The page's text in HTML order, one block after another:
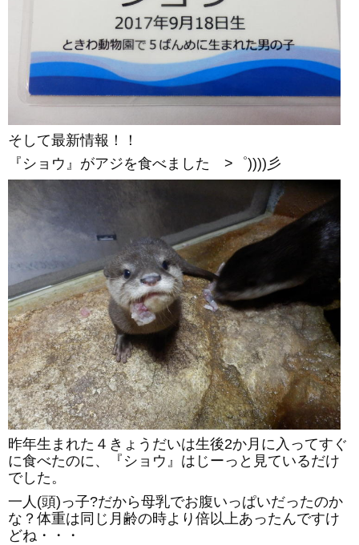
そして最新情報！！
『ショウ』がアジを食べました >゜))))彡
昨年生まれた４きょうだいは生後2か月に入ってすぐ
に食べたのに、『ショウ』はじーっと見ているだけ
でした。
一人(頭)っ子?だから母乳でお腹いっぱいだったのか
な？体重は同じ月齢の時より倍以上あったんですけ
どね・・・